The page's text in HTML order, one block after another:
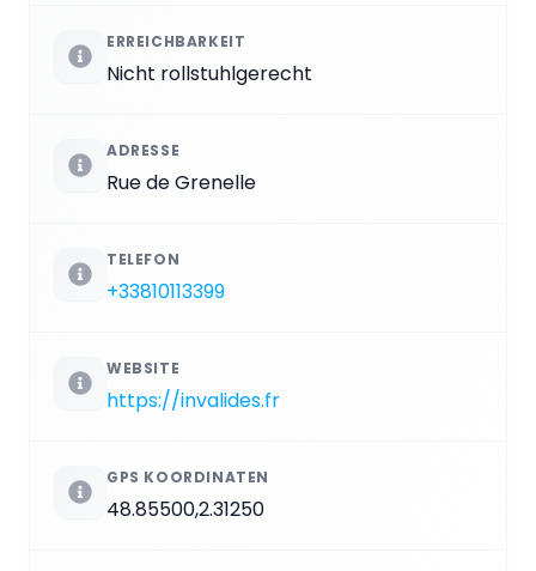
ERREICHBARKEIT
Nicht rollstuhlgerecht
ADRESSE
Rue de Grenelle
TELEFON
+33810113399
WEBSITE
https://invalides.fr
GPS KOORDINATEN
48.85500,2.31250